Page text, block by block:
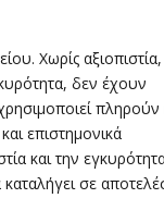
Χωρίς
δεν έχουν
πληρούν
επιστημονικά
και την
καταλήγει σε